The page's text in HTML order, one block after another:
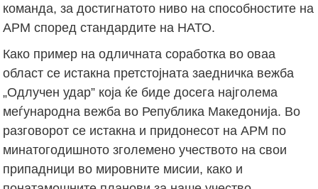
команда, за достигнатото ниво на способностите на
АРМ според стандардите на НАТО.
Како пример на одличната соработка во оваа
област се истакна претстојната заедничка вежба
„Одлучен удар” која ќе биде досега најголема
меѓународна вежба во Република Македонија. Во
разговорот се истакна и придонесот на АРМ по
минатогодишното зголемено учеството на свои
припадници во мировните мисии, како и